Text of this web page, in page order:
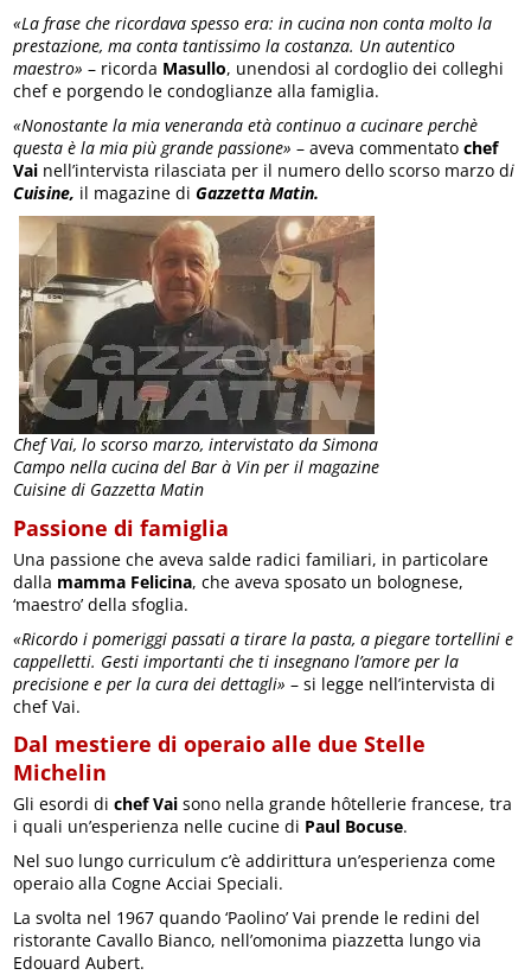
«La frase che ricordava spesso era: in cucina non conta molto la
prestazione, ma conta tantissimo la costanza. Un autentico
maestro» – ricorda Masullo, unendosi al cordoglio dei colleghi
chef e porgendo le condoglianze alla famiglia.
«Nonostante la mia veneranda età continuo a cucinare perchè
questa è la mia più grande passione» – aveva commentato chef
Vai nell’intervista rilasciata per il numero dello scorso marzo di
Cuisine, il magazine diGazzetta Matin.
Chef Vai, lo scorso marzo, intervistato da Simona
Campo nella cucina del Bar à Vin per il magazine
Cuisine di Gazzetta Matin
Passione di famiglia
Una passione che aveva salde radici familiari, in particolare
dalla mamma Felicina, che aveva sposato un bolognese,
‘maestro’ della sfoglia.
«Ricordo i pomeriggi passati a tirare la pasta, a piegare tortellini e
cappelletti. Gesti importanti che ti insegnano l’amore per la
precisione e per la cura dei dettagli» – si legge nell’intervista di
chef Vai.
Dal mestiere di operaio alle due Stelle
Michelin
Gli esordi dichef Vai sono nella grande hôtellerie francese, tra
i quali un’esperienza nelle cucine di Paul Bocuse.
Nel suo lungo curriculum c’è addirittura un’esperienza come
operaio alla Cogne Acciai Speciali.
La svolta nel 1967 quando ‘Paolino’ Vai prende le redini del
ristorante Cavallo Bianco, nell’omonima piazzetta lungo via
Edouard Aubert.